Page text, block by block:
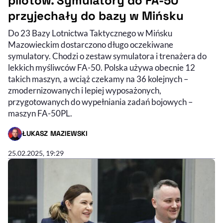
przyjechały do bazy w Mińsku
Do 23 Bazy Lotnictwa Taktycznego w Mińsku
Mazowieckim dostarczono długo oczekiwane
symulatory. Chodzi o zestaw symulatora i trenażera do
lekkich myśliwców FA-50. Polska używa obecnie 12
takich maszyn, a wciąż czekamy na 36 kolejnych –
zmodernizowanych i lepiej wyposażonych,
przygotowanych do wypełniania zadań bojowych –
maszyn FA-50PL.
ŁUKASZ MAZIEWSKI
- AUTOR ARTYKUŁU - PROFIL
25.02.2025, 19:29